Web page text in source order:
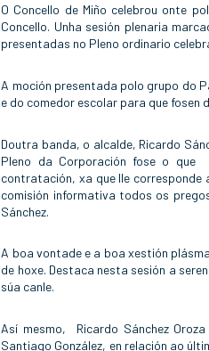
O Concello de Miño celebrou onte
Concello. Unha sesión plenaria
presentadas no Pleno ordinario
A moción presentada polo grupo do
e do comedor escolar para que fosen
Doutra banda, o alcalde, Ricardo
Pleno da Corporación fose o que
contratación, xa que lle
comisión informativa todos os
Sánchez.
A boa vontade e a boa xestión
de hoxe. Destaca nesta sesión a
súa canle.
Así mesmo, Ricardo Sánchez
Santiago González, en relación ao